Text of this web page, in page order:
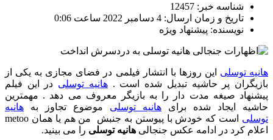
شناسه خبر: 12457
تاریخ و زمان ارسال: 4 دسامبر 2022 ساعت 0:06
نویسنده: پیشنهاد ویژه
هانیه توسلی این روزها با انتشار فیلمی در فضای مجازی به یکی از
بازیگران پر حاشیه تبدیل شده است .هانیه توسلی در این فیلم
پیشنهاد صیغه مدت دار را به بازیگر معروف می دهد . مهمترین
حاشیه ایجاد شده برای هانیه توسلی موضوع تجاوز به هانیه
توسلی
است که خودش با پیوستن به جنبش من هم یا همان metoo
اعلام کرد در ادامه عکس جنجالی هانیه توسلی را می بینید.